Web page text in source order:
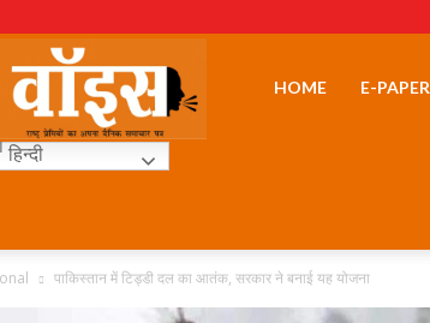
MotherLandHOME E-PAPER
हिन्दी
पाकिस्तान में टिड्डी दल का आतंक, सरकार ने बनाई यह योजना